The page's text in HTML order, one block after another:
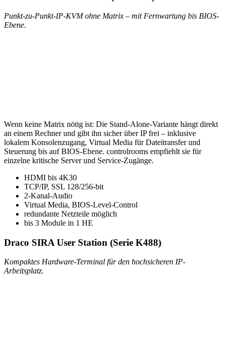
Punkt-zu-Punkt-IP-KVM ohne Matrix – mit Fernwartung bis BIOS-
Ebene.
Wenn keine Matrix nötig ist: Die Stand-Alone-Variante hängt direkt
an einem Rechner und gibt ihn sicher über IP frei – inklusive
lokalem Konsolenzugang, Virtual Media für Dateitransfer und
Steuerung bis auf BIOS-Ebene. controlrooms empfiehlt sie für
einzelne kritische Server und Service-Zugänge.
HDMI bis 4K30
TCP/IP, SSL 128/256-bit
2-Kanal-Audio
Virtual Media, BIOS-Level-Control
redundante Netzteile möglich
bis 3 Module in 1 HE
Draco SIRA User Station (Serie K488)
Kompaktes Hardware-Terminal für den hochsicheren IP-
Arbeitsplatz.